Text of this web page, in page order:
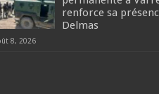
renforce sa
Delmas
8, 2026